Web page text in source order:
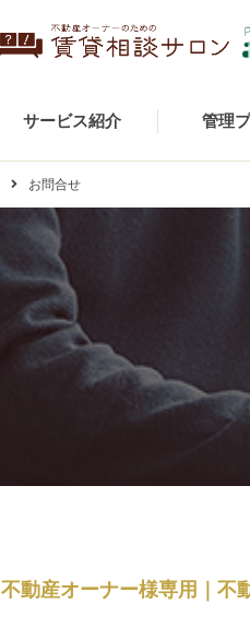
サービス紹介 管理
お問合せ
不動産オーナー様専用｜不